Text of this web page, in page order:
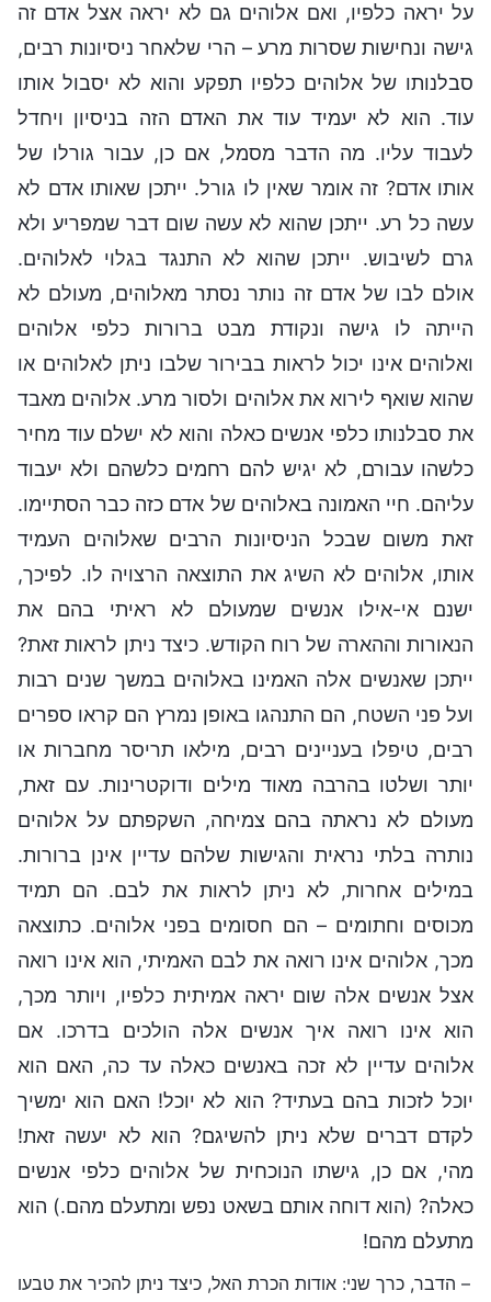
על יראה כלפיו, ואם אלוהים גם לא יראה אצל אדם זה
גישה ונחישות שסרות מרע – הרי שלאחר ניסיונות רבים,
סבלנותו של אלוהים כלפיו תפקע והוא לא יסבול אותו
עוד. הוא לא יעמיד עוד את האדם הזה בניסיון ויחדל
לעבוד עליו. מה הדבר מסמל, אם כן, עבור גורלו של
אותו אדם? זה אומר שאין לו גורל. ייתכן שאותו אדם לא
עשה כל רע. ייתכן שהוא לא עשה שום דבר שמפריע ולא
גרם לשיבוש. ייתכן שהוא לא התנגד בגלוי לאלוהים.
אולם לבו של אדם זה נותר נסתר מאלוהים, מעולם לא
הייתה לו גישה ונקודת מבט ברורות כלפי אלוהים
ואלוהים אינו יכול לראות בבירור שלבו ניתן לאלוהים או
שהוא שואף לירוא את אלוהים ולסור מרע. אלוהים מאבד
את סבלנותו כלפי אנשים כאלה והוא לא ישלם עוד מחיר
כלשהו עבורם, לא יגיש להם רחמים כלשהם ולא יעבוד
עליהם. חיי האמונה באלוהים של אדם כזה כבר הסתיימו.
זאת משום שבכל הניסיונות הרבים שאלוהים העמיד
אותו, אלוהים לא השיג את התוצאה הרצויה לו. לפיכך,
ישנם אי-אילו אנשים שמעולם לא ראיתי בהם את
הנאורות וההארה של רוח הקודש. כיצד ניתן לראות זאת?
ייתכן שאנשים אלה האמינו באלוהים במשך שנים רבות
ועל פני השטח, הם התנהגו באופן נמרץ הם קראו ספרים
רבים, טיפלו בעניינים רבים, מילאו תריסר מחברות או
יותר ושלטו בהרבה מאוד מילים ודוקטרינות. עם זאת,
מעולם לא נראתה בהם צמיחה, השקפתם על אלוהים
נותרה בלתי נראית והגישות שלהם עדיין אינן ברורות.
במילים אחרות, לא ניתן לראות את לבם. הם תמיד
מכוסים וחתומים – הם חסומים בפני אלוהים. כתוצאה
מכך, אלוהים אינו רואה את לבם האמיתי, הוא אינו רואה
אצל אנשים אלה שום יראה אמיתית כלפיו, ויותר מכך,
הוא אינו רואה איך אנשים אלה הולכים בדרכו. אם
אלוהים עדיין לא זכה באנשים כאלה עד כה, האם הוא
יוכל לזכות בהם בעתיד? הוא לא יוכל! האם הוא ימשיך
לקדם דברים שלא ניתן להשיגם? הוא לא יעשה זאת!
מהי, אם כן, גישתו הנוכחית של אלוהים כלפי אנשים
כאלה? (הוא דוחה אותם בשאט נפש ומתעלם מהם.) הוא
מתעלם מהם!
– הדבר, כרך שני: אודות הכרת האל, כיצד ניתן להכיר את טבעו